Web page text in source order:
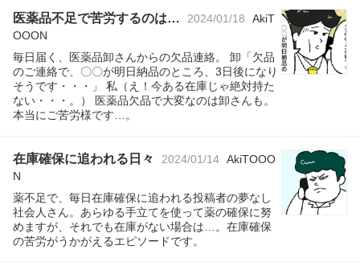
医薬品不足で苦労するのは… 2024/01/18
AkiT
OOON
毎日届く、医薬品卸さんからの欠品連絡。 卸「欠品
のご連絡で、〇〇が明日納品のところ、3日後になり
そうです・・・」 私（え！今ある在庫じゃ絶対持た
ない・・・。） 医薬品欠品で大変なのは卸さんも。
本当にご苦労様です…。
在庫確保に追われる日々 2024/01/14 AkiTOOO
N
薬不足で、毎日在庫確保に追われる投稿者の夢なし
社会人さん。あらゆる手立てを使って薬の確保に努
めますが、それでも在庫がない場合は…。在庫確保
の苦労がうかがえるエピソードです。